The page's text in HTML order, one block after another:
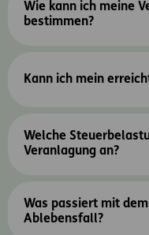
Wie kann ich meine
bestimmen?
Kann ich mein
Welche
Veranlagung an?
Was passiert mit
Ablebensfall?